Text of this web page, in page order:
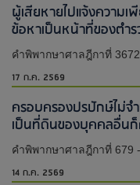
ผู้เสียหายไปแจ้งความเ
ข้อหาเป็นหน้าที่ของตำร
คำพิพากษาศาลฎีกาที่
17 ก.ค. 2569
ครอบครองปรปักษ์ไม่จ
เป็นที่ดินของบุคคลอื่น
คำพิพากษาศาลฎีกาที่ 679
14 ก.ค. 2569